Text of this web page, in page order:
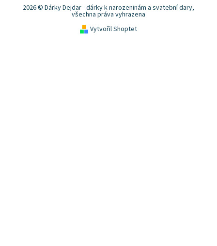
2026 © Dárky Dejdar - dárky k narozeninám a svatební dary,
všechna práva vyhrazena
Vytvořil Shoptet